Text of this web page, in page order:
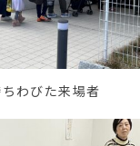
わびた来場者